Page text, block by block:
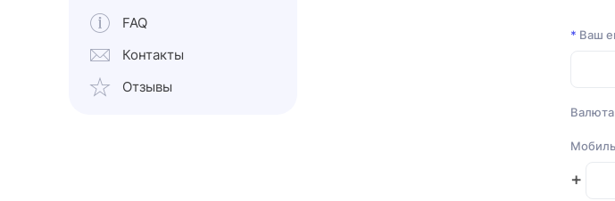
FAQ
Контакты
Отзывы
* Ваш
Валюта
+